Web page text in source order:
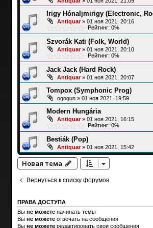
Irigy Hónaljmirigy (Electronic,
Antiquar» 01 ноя 2021, 20:16
Рейтинг: 0%
Szvorák Kati (Folk, World)
Antiquar» 01 ноя 2021, 20:10
Рейтинг: 0%
Jack Jack (Hard Rock)
Antiquar» 01 ноя 2021, 20:07
Tompox (Symphonic Prog)
ogogun» 01 ноя 2021, 19:59
Modern Hungária
Antiquar» 01 ноя 2021, 16:15
Рейтинг: 0%
Bestiák (Pop)
Antiquar» 01 ноя 2021, 15:42
Новая тема
Вернуться к списку форумов
ПРАВА ДОСТУПА
Вы не можетеначинать темы
Вы не можетеотвечать на сообщения
Вы не можетередактировать свои сообщения